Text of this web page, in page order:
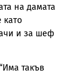
на дамата
като
и за шеф
такъв